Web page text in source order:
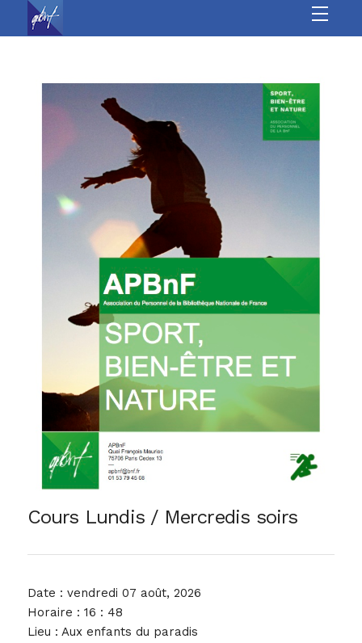
Culture
Sports
Loisirs
Jeunesse &
seniors
Vie Associative
Cours Lundis / Mercredis soirs
Date : vendredi 07 août, 2026
Horaire : 16 : 48
Lieu : Aux enfants du paradis